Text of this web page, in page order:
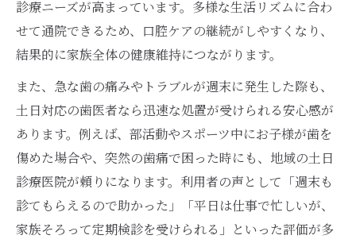
診療ニーズが高まっています。多様な生活リズムに合わ
せて通院できるため、口腔ケアの継続がしやすくなり、
結果的に家族全体の健康維持につながります。
また、急な歯の痛みやトラブルが週末に発生した際も、
土日対応の歯医者なら迅速な処置が受けられる安心感が
あります。例えば、部活動やスポーツ中にお子様が歯を
傷めた場合や、突然の歯痛で困った時にも、地域の土日
診療医院が頼りになります。利用者の声として「週末も
診てもらえるので助かった」「平日は仕事で忙しいが、
家族そろって定期検診を受けられる」といった評価が多